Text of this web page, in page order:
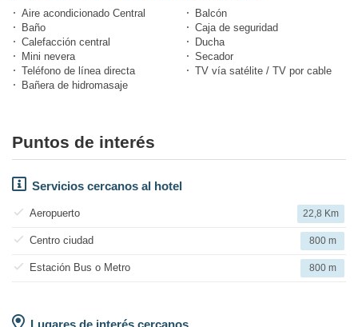
Aire acondicionado Central
Balcón
Baño
Caja de seguridad
Calefacción central
Ducha
Mini nevera
Secador
Teléfono de línea directa
TV vía satélite / TV por cable
Bañera de hidromasaje
Puntos de interés
Servicios cercanos al hotel
Aeropuerto 22,8 Km
Centro ciudad 800 m
Estación Bus o Metro 800 m